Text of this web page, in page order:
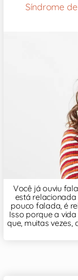
Síndrome
Você já ouviu
está
pouco falada, é
Isso porque a
que, muitas vezes,